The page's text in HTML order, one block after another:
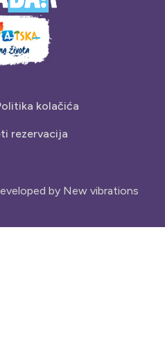
kolačića
rezervacija
by New vibrations